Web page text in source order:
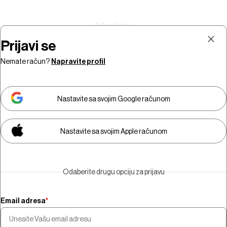
Morate biti pretplatnik da biste
gledali video sadržaj.
Pretplatite se
Prijavi se
Nemate račun? Napravite profil
Nastavite sa svojim Google računom
Nastavite sa svojim Apple računom
Odaberite drugu opciju za prijavu
Email adresa*